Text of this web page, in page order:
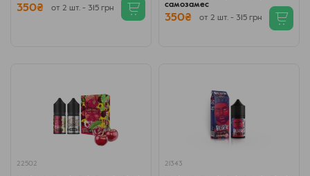
350₴ от 2 шт. - 315 грн
самозамес
350₴ от 2 шт. - 315 грн
22502 21343